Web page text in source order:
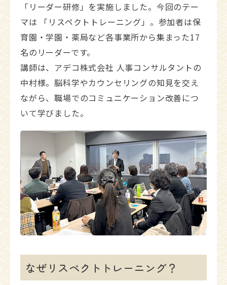
「リーダー研修」を実施しました。今回のテー
マは 「リスペクトトレーニング」。参加者は保
育園・学園・薬局など各事業所から集まった17
名のリーダーです。
講師は、アデコ株式会社 人事コンサルタントの
中村様。脳科学やカウンセリングの知見を交え
ながら、職場でのコミュニケーション改善につ
いて学びました。
なぜリスペクトトレーニング？